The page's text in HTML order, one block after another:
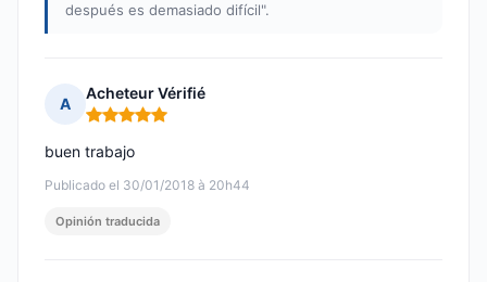
después es demasiado difícil".
A
Acheteur Vérifié
Nota: 5 de 5
Publicado el 30/01/2018 à 20h44
buen trabajo
Opinión traducida